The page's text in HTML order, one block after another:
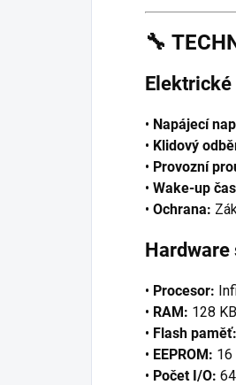
🔧
• Napájecí
• Klidový
• Provozní
• Wake-up
• Ochrana:
• Procesor:
• RAM: 128 KB
• Flash paměť:
• EEPROM: 16
• Počet I/O: